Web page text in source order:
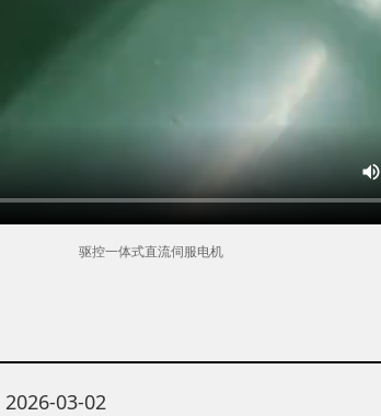
驱控一体式直流伺服电机
2026-03-02